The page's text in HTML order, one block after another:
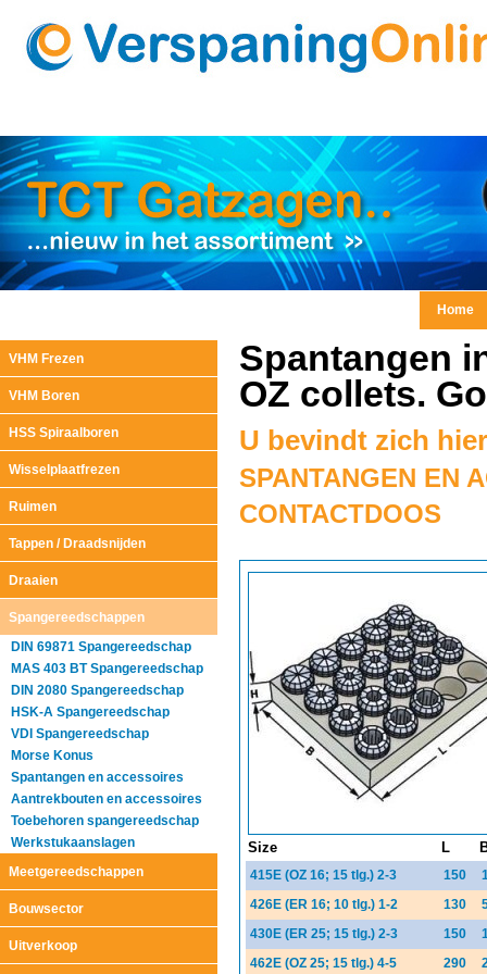
Home
VHM Frezen
VHM Boren
HSS Spiraalboren
Wisselplaatfrezen
Ruimen
Tappen / Draadsnijden
Draaien
Spangereedschappen
DIN 69871 Spangereedschap
MAS 403 BT Spangereedschap
DIN 2080 Spangereedschap
HSK-A Spangereedschap
VDI Spangereedschap
Morse Konus
Spantangen en accessoires
Aantrekbouten en accessoires
Toebehoren spangereedschap
Werkstukaanslagen
Meetgereedschappen
Bouwsector
Uitverkoop
Spantangen
OZ collets.
U bevindt zich
SPANTANGEN EN
CONTACTDOOS
Size L
415E (OZ 16; 15 tlg.) 2-3 150
426E (ER 16; 10 tlg.) 1-2
130
430E (ER 25; 15 tlg.) 2-3
150
462E (OZ 25; 15 tlg.) 4-5
290